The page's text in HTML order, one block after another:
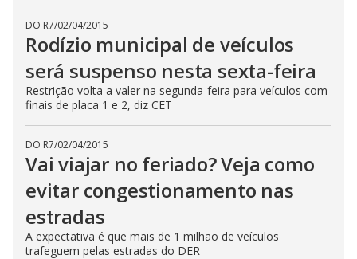
DO R7/02/04/2015
Rodízio municipal de veículos
será suspenso nesta sexta-feira
Restrição volta a valer na segunda-feira para veículos com
finais de placa 1 e 2, diz CET
DO R7/02/04/2015
Vai viajar no feriado? Veja como
evitar congestionamento nas
estradas
A expectativa é que mais de 1 milhão de veículos
trafeguem pelas estradas do DER